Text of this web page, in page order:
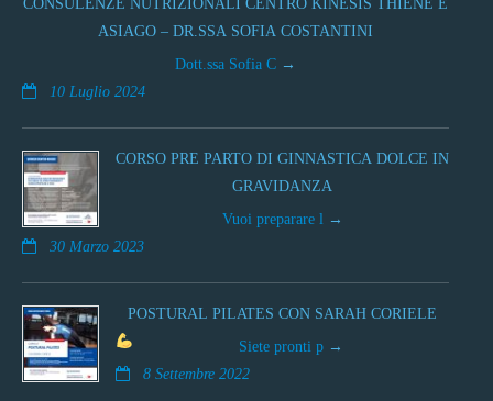
CONSULENZE NUTRIZIONALI CENTRO KINESIS THIENE E
ASIAGO – DR.SSA SOFIA COSTANTINI
Dott.ssa Sofia C
10 Luglio 2024
CORSO PRE PARTO DI GINNASTICA DOLCE IN
GRAVIDANZA
Vuoi preparare l
30 Marzo 2023
POSTURAL PILATES CON SARAH CORIELE
Siete pronti p
8 Settembre 2022